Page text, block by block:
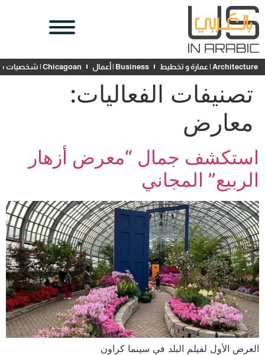
Architecture | عمارة و تخطيط Business | أعمال Chicagoan | شخصيات محلية
تصنيفات الفعاليات:
معارض
استكشف جمال “معرض أزهار
الربيع” المجاني
العرض الأول لفيلم البلد في سينما كراون